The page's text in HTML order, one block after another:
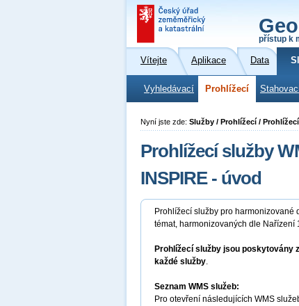
přístup k
Vítejte Aplikace Data
Vyhledávací Prohlížecí
Nyní jste zde: Služby / Prohlížecí /
Prohlížecí služby
INSPIRE - úvod
Prohlížecí služby pro harmonizované
témat, harmonizovaných dle Nařízení
Prohlížecí služby jsou poskytovány
každé služby.
Seznam WMS služeb:
Pro otevření následujících WMS